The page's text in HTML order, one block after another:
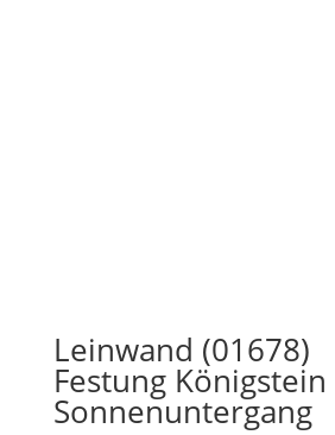
Leinwand (01678)
Festung
Sonnenuntergang